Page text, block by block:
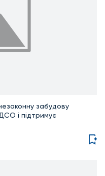
забудову
і підтримує